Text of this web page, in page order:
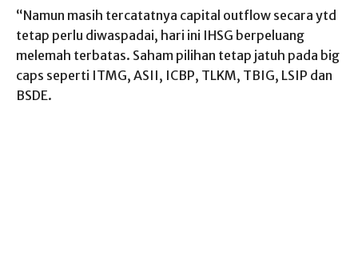
“Namun masih tercatatnya capital outflow secara ytd
tetap perlu diwaspadai, hari ini IHSG berpeluang
melemah terbatas. Saham pilihan tetap jatuh pada big
caps seperti ITMG, ASII, ICBP, TLKM, TBIG, LSIP dan
BSDE.